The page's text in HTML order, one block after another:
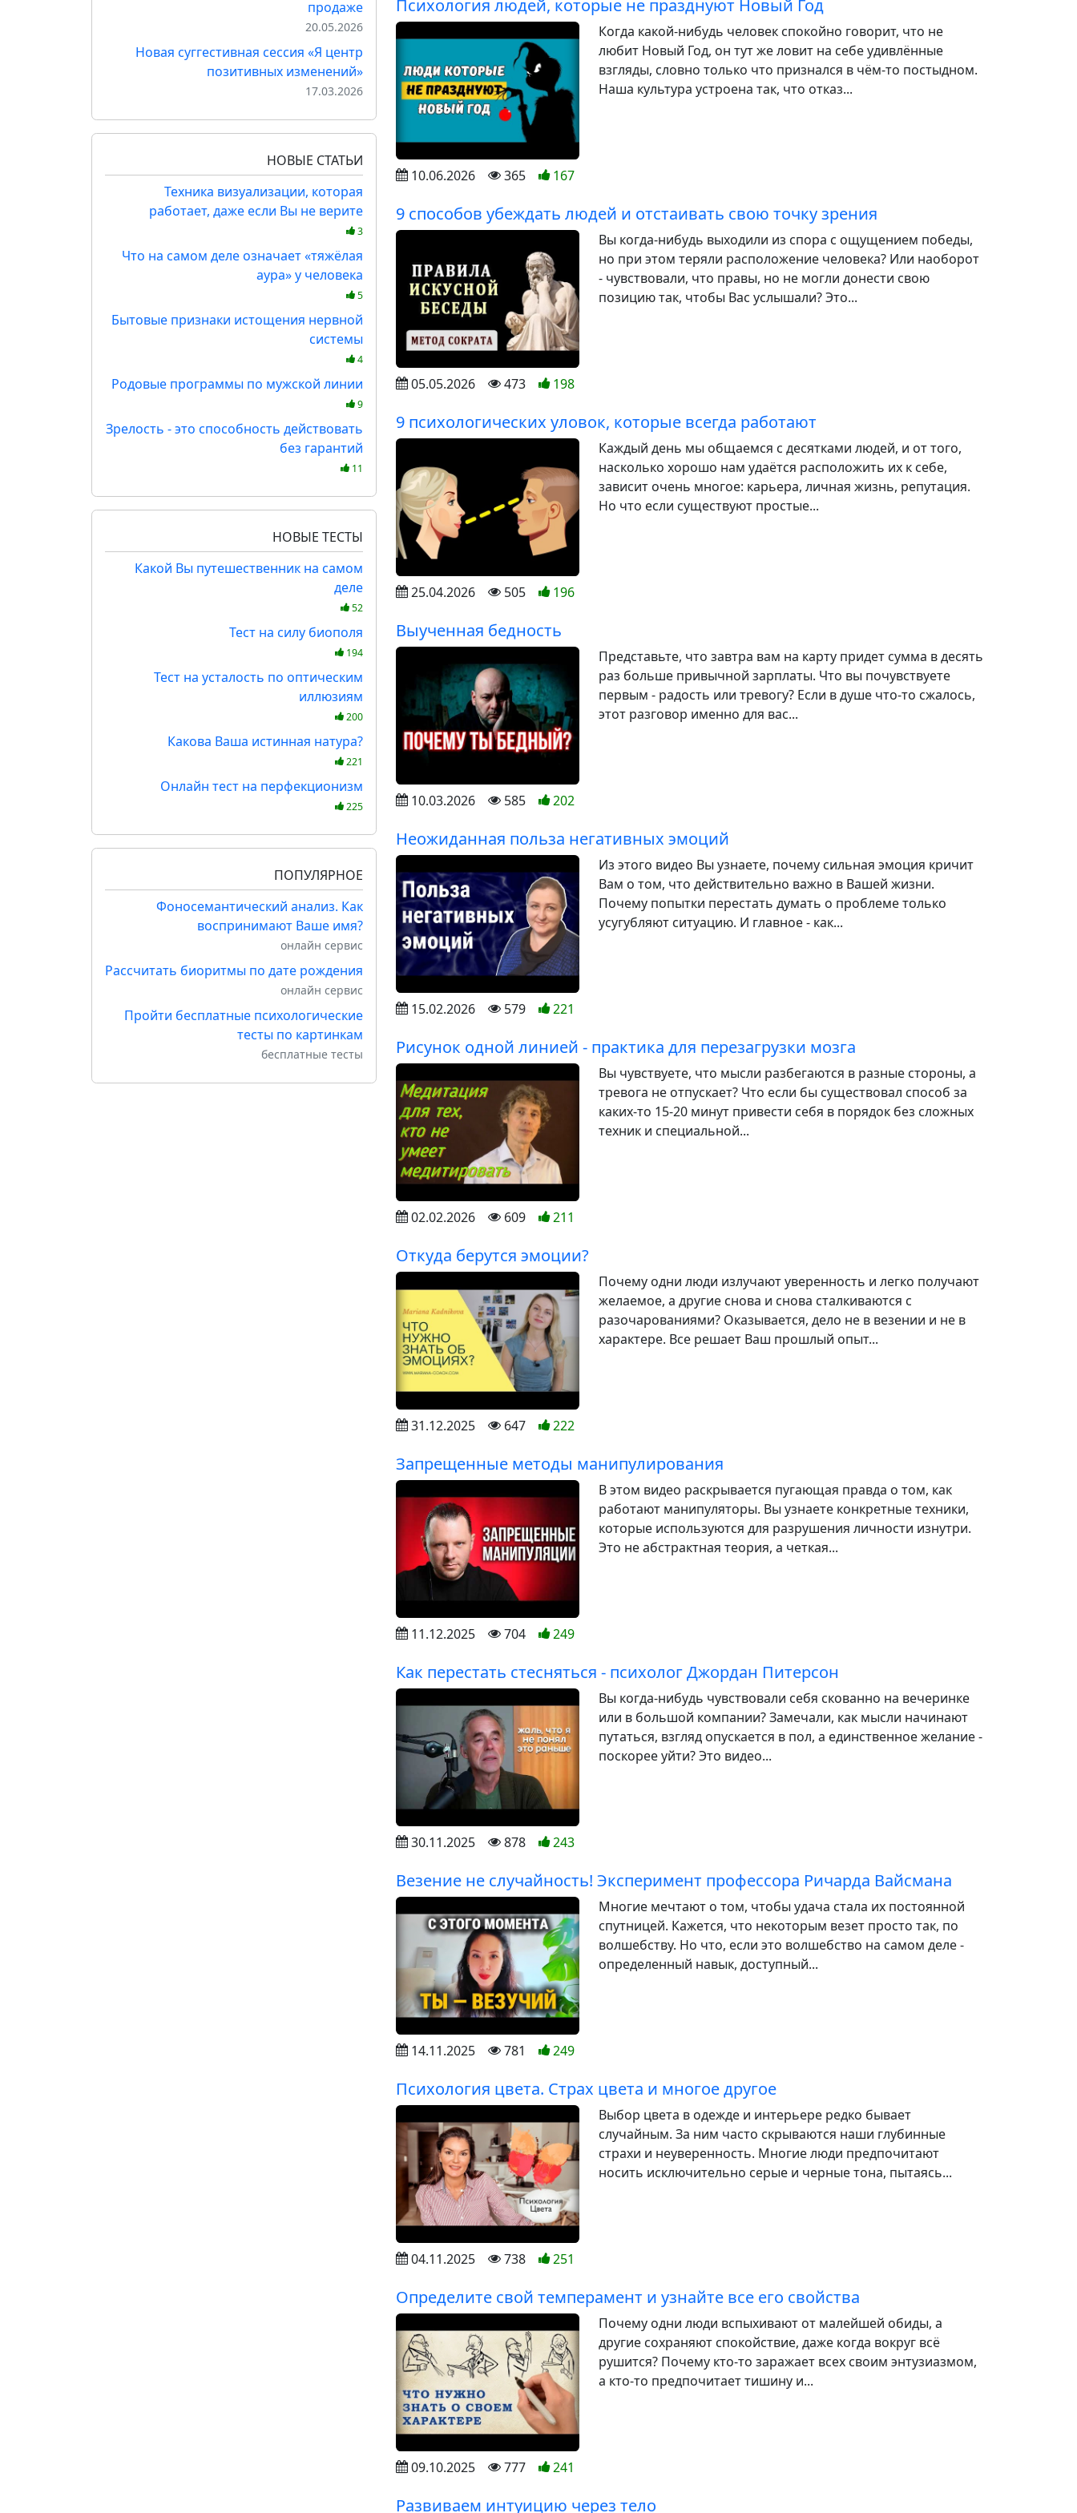
продаже
20.05.2026
Новая суггестивная сессия «Я центр
позитивных изменений»
17.03.2026
НОВЫЕ СТАТЬИ
Техника визуализации, которая
работает, даже если Вы не верите
3
Что на самом деле означает «тяжёлая
аура» у человека
5
Бытовые признаки истощения нервной
системы
4
Родовые программы по мужской линии
9
Зрелость - это способность действовать
без гарантий
11
НОВЫЕ ТЕСТЫ
Какой Вы путешественник на самом
деле
52
Тест на силу биополя
194
Тест на усталость по оптическим
иллюзиям
200
Какова Ваша истинная натура?
221
Онлайн тест на перфекционизм
225
ПОПУЛЯРНОЕ
Фоносемантический анализ. Как
воспринимают Ваше имя?
онлайн сервис
Рассчитать биоритмы по дате рождения
онлайн сервис
Пройти бесплатные психологические
тесты по картинкам
бесплатные тесты
Психология людей, которые не празднуют Новый Год
Когда какой-нибудь человек спокойно говорит, что не
любит Новый Год, он тут же ловит на себе удивлённые
взгляды, словно только что признался в чём-то постыдном.
Наша культура устроена так, что отказ...
10.06.2026 365 167
9 способов убеждать людей и отстаивать свою точку зрения
Вы когда-нибудь выходили из спора с ощущением победы,
но при этом теряли расположение человека? Или наоборот
- чувствовали, что правы, но не могли донести свою
позицию так, чтобы Вас услышали? Это...
05.05.2026 473 198
9 психологических уловок, которые всегда работают
Каждый день мы общаемся с десятками людей, и от того,
насколько хорошо нам удаётся расположить их к себе,
зависит очень многое: карьера, личная жизнь, репутация.
Но что если существуют простые...
25.04.2026 505 196
Выученная бедность
Представьте, что завтра вам на карту придет сумма в десять
раз больше привычной зарплаты. Что вы почувствуете
первым - радость или тревогу? Если в душе что-то сжалось,
этот разговор именно для вас...
10.03.2026 585 202
Неожиданная польза негативных эмоций
Из этого видео Вы узнаете, почему сильная эмоция кричит
Вам о том, что действительно важно в Вашей жизни.
Почему попытки перестать думать о проблеме только
усугубляют ситуацию. И главное - как...
15.02.2026 579 221
Рисунок одной линией - практика для перезагрузки мозга
Вы чувствуете, что мысли разбегаются в разные стороны, а
тревога не отпускает? Что если бы существовал способ за
каких-то 15-20 минут привести себя в порядок без сложных
техник и специальной...
02.02.2026 609 211
Откуда берутся эмоции?
Почему одни люди излучают уверенность и легко получают
желаемое, а другие снова и снова сталкиваются с
разочарованиями? Оказывается, дело не в везении и не в
характере. Все решает Ваш прошлый опыт...
31.12.2025 647 222
Запрещенные методы манипулирования
В этом видео раскрывается пугающая правда о том, как
работают манипуляторы. Вы узнаете конкретные техники,
которые используются для разрушения личности изнутри.
Это не абстрактная теория, а четкая...
11.12.2025 704 249
Как перестать стесняться - психолог Джордан Питерсон
Вы когда-нибудь чувствовали себя скованно на вечеринке
или в большой компании? Замечали, как мысли начинают
путаться, взгляд опускается в пол, а единственное желание -
поскорее уйти? Это видео...
30.11.2025 878 243
Везение не случайность! Эксперимент профессора Ричарда Вайсмана
Многие мечтают о том, чтобы удача стала их постоянной
спутницей. Кажется, что некоторым везет просто так, по
волшебству. Но что, если это волшебство на самом деле -
определенный навык, доступный...
14.11.2025 781 249
Психология цвета. Страх цвета и многое другое
Выбор цвета в одежде и интерьере редко бывает
случайным. За ним часто скрываются наши глубинные
страхи и неуверенность. Многие люди предпочитают
носить исключительно серые и черные тона, пытаясь...
04.11.2025 738 251
Определите свой темперамент и узнайте все его свойства
Почему одни люди вспыхивают от малейшей обиды, а
другие сохраняют спокойствие, даже когда вокруг всё
рушится? Почему кто-то заражает всех своим энтузиазмом,
а кто-то предпочитает тишину и...
09.10.2025 777 241
Развиваем интуицию через тело